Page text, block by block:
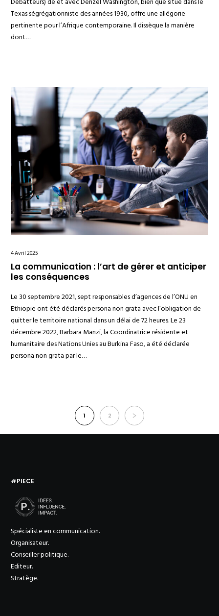
Texas ségrégationniste des années 1930, offre une allégorie
pertinente pour l’Afrique contemporaine. Il dissèque la manière
dont…
4 Avril 2025
La communication : l’art de gérer et anticiper
les conséquences
Le 30 septembre 2021, sept responsables d’agences de l’ONU en
Ethiopie ont été déclarés persona non grata avec l’obligation de
quitter le territoire national dans un délai de 72 heures. Le 23
décembre 2022, Barbara Manzi, la Coordinatrice résidente et
humanitaire des Nations Unies au Burkina Faso, a été déclarée
persona non grata par le…
1 2
#PIECE
Spécialiste en communication.
Organisateur.
Conseiller politique.
Editeur.
Stratège.